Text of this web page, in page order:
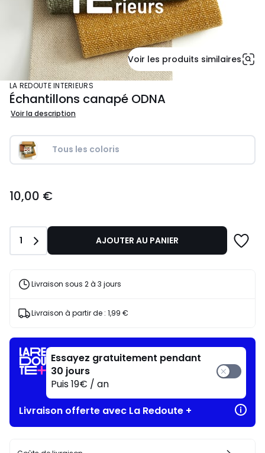
Voir les produits similaires
LA REDOUTE INTERIEURS
Échantillons canapé ODNA
Voir la description
Tous les coloris
€.
10,00 €
Quantité
1 AJOUTER AU PANIER
Livraison sous 2 à 3 jours
Livraison à partir de : 1,99 €
Essayez gratuitement pendant
30 jours
Puis 19€ / an
Livraison offerte avec La Redoute +